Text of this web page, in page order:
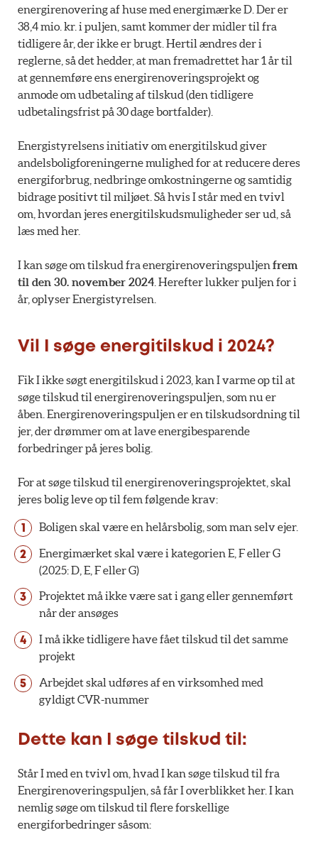
energirenovering af huse med energimærke D. Der er
38,4 mio. kr. i puljen, samt kommer der midler til fra
tidligere år, der ikke er brugt. Hertil ændres der i
reglerne, så det hedder, at man fremadrettet har 1 år til
at gennemføre ens energirenoveringsprojekt og
anmode om udbetaling af tilskud (den tidligere
udbetalingsfrist på 30 dage bortfalder).
Energistyrelsens initiativ om energitilskud giver
andelsboligforeningerne mulighed for at reducere deres
energiforbrug, nedbringe omkostningerne og samtidig
bidrage positivt til miljøet. Så hvis I står med en tvivl
om, hvordan jeres energitilskudsmuligheder ser ud, så
læs med her.
I kan søge om tilskud fra energirenoveringspuljen frem
til den 30. november 2024 . Herefter lukker puljen for i
år, oplyser Energistyrelsen.
Vil I søge energitilskud i 2024?
Fik I ikke søgt energitilskud i 2023, kan I varme op til at
søge tilskud til energirenoveringspuljen, som nu er
åben. Energirenoveringspuljen er en tilskudsordning til
jer, der drømmer om at lave energibesparende
forbedringer på jeres bolig.
For at søge tilskud til energirenoveringsprojektet, skal
jeres bolig leve op til fem følgende krav:
Boligen skal være en helårsbolig, som man selv ejer.
Energimærket skal være i kategorien E, F eller G
(2025: D, E, F eller G)
Projektet må ikke være sat i gang eller gennemført
når der ansøges
I må ikke tidligere have fået tilskud til det samme
projekt
Arbejdet skal udføres af en virksomhed med
gyldigt CVR-nummer
Dette kan I søge tilskud til:
Står I med en tvivl om, hvad I kan søge tilskud til fra
Energirenoveringspuljen, så får I overblikket her. I kan
nemlig søge om tilskud til flere forskellige
energiforbedringer såsom: